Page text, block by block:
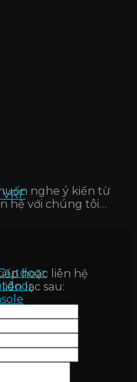
nghe ý kiến từ
hệ với chúng tôi…
hoặc liên hệ
lạc sau: